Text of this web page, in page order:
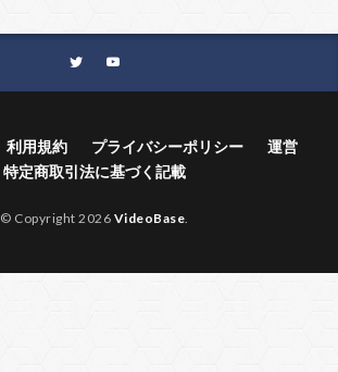
利用規約 プライバシーポリシー
運営
特定商取引法に基づく記載
© Copyright 2026 VideoBase.